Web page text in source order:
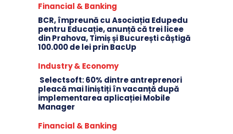
Financial & Banking
BCR, împreună cu Asociația Edupedu
pentru Educație, anunță că trei licee
din Prahova, Timiș și București câștigă
100.000 de lei prin BacUp
Industry & Economy
Selectsoft: 60% dintre antreprenori
pleacă mai liniștiți în vacanță după
implementarea aplicației Mobile
Manager
Financial & Banking